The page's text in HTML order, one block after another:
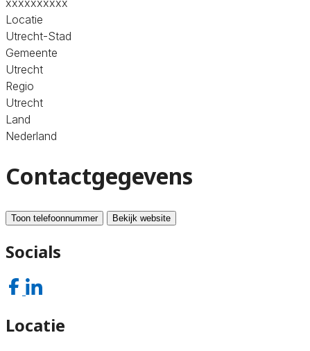
Locatie
Utrecht-Stad
Gemeente
Utrecht
Regio
Utrecht
Land
Nederland
Contactgegevens
Toon telefoonnummer Bekijk website
Socials
Locatie